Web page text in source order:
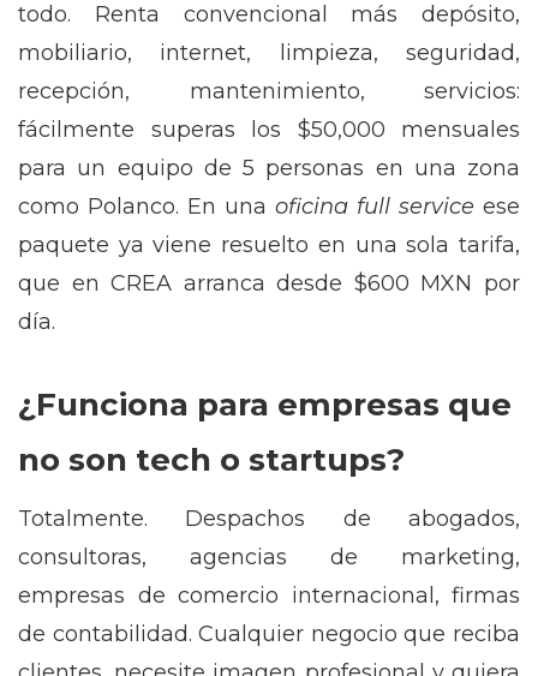
todo. Renta convencional más depósito,
mobiliario, internet, limpieza, seguridad,
recepción, mantenimiento, servicios:
fácilmente superas los $50,000 mensuales
para un equipo de 5 personas en una zona
como Polanco. En una oficina full service ese
paquete ya viene resuelto en una sola tarifa,
que en CREA arranca desde $600 MXN por
día.
¿Funciona para empresas que
no son tech o startups?
Totalmente. Despachos de abogados,
consultoras, agencias de marketing,
empresas de comercio internacional, firmas
de contabilidad. Cualquier negocio que reciba